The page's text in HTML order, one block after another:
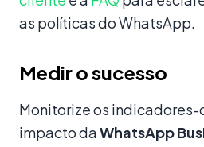
as políticas do WhatsApp.
Medir o sucesso
Monitorize os indicadores-
impacto daWhatsApp